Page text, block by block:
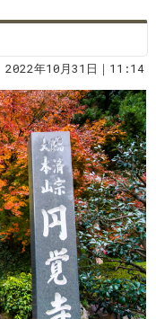
2022年10月31日｜11:14